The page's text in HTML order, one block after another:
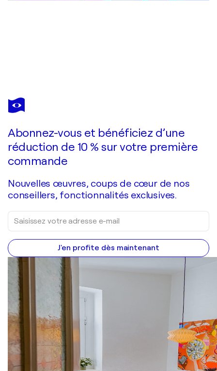
JASON LINCOLN JEFFERS
circles 45
Abonnez-vous et bénéficiez d’une
réduction de 10 % sur votre première
commande
Nouvelles œuvres, coups de cœur de nos
conseillers, fonctionnalités exclusives.
J'en profite dès maintenant